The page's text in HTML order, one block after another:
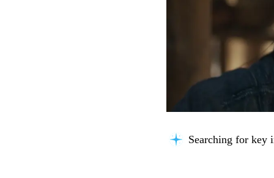
Searching for key